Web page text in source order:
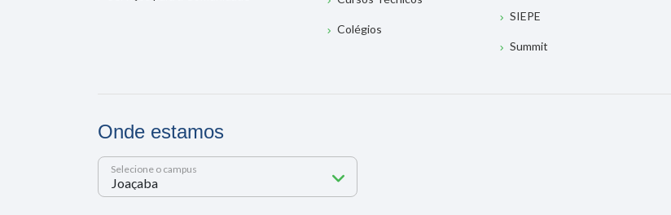
Colégios
SIEPE
Summit
Onde estamos
Selecione o campus